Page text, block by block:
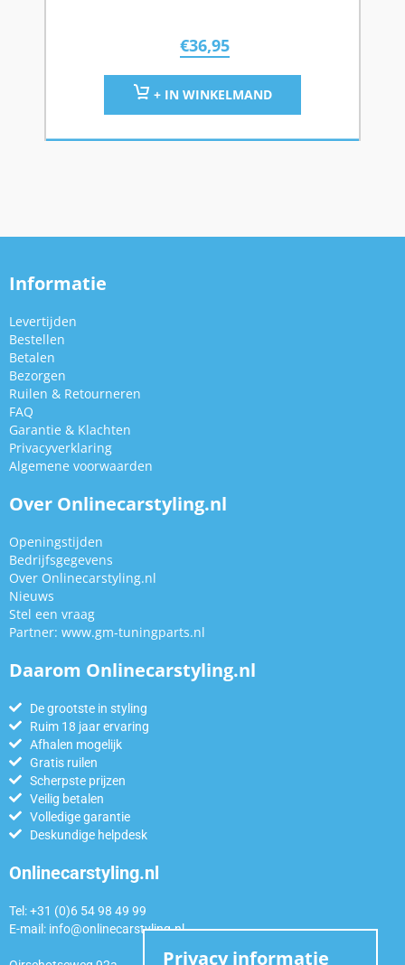
€36,95
+ IN WINKELMAND
Informatie
Levertijden
Bestellen
Betalen
Bezorgen
Ruilen & Retourneren
FAQ
Garantie & Klachten
Privacyverklaring
Algemene voorwaarden
Over Onlinecarstyling.nl
Openingstijden
Bedrijfsgegevens
Over Onlinecarstyling.nl
Nieuws
Stel een vraag
Partner: www.gm-tuningparts.nl
Daarom Onlinecarstyling.nl
De grootste in styling
Ruim 18 jaar ervaring
Afhalen mogelijk
Gratis ruilen
Scherpste prijzen
Veilig betalen
Volledige garantie
Deskundige helpdesk
Onlinecarstyling.nl
Tel: +31 (0)6 54 98 49 99
E-mail: info@onlinecarstyling.nl
Privacy informatie